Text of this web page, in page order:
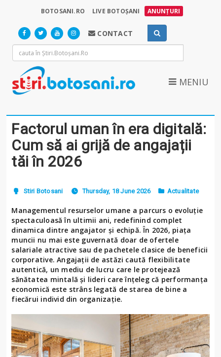
BOTOSANI.RO LIVE BOTOȘANI ANUNȚURI
CONTACT
MENIU
Factorul uman în era digitală:
Cum să ai grijă de angajații
tăi în 2026
Stiri Botosani Thursday, 18 June 2026 Actualitate
Managementul resurselor umane a parcurs o evoluție
spectaculoasă în ultimii ani, redefinind complet
dinamica dintre angajator și echipă. În 2026, piața
muncii nu mai este guvernată doar de ofertele
salariale atractive sau de pachetele clasice de beneficii
corporative. Angajații de astăzi caută flexibilitate
autentică, un mediu de lucru care le protejează
sănătatea mintală și lideri care înțeleg că performanța
economică este strâns legată de starea de bine a
fiecărui individ din organizație.